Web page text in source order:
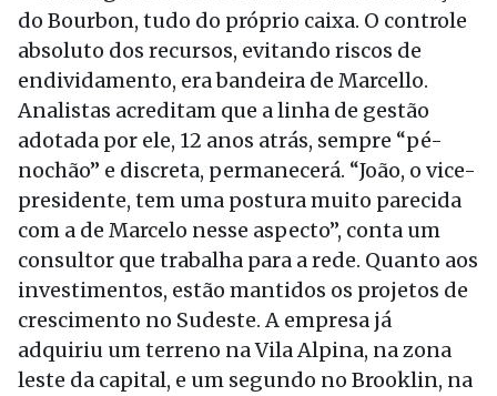
do Bourbon, tudo do próprio caixa. O controle
absoluto dos recursos, evitando riscos de
endividamento, era bandeira de Marcello.
Analistas acreditam que a linha de gestão
adotada por ele, 12 anos atrás, sempre “pé-
nochão” e discreta, permanecerá. “João, o vice-
presidente, tem uma postura muito parecida
com a de Marcelo nesse aspecto”, conta um
consultor que trabalha para a rede. Quanto aos
investimentos, estão mantidos os projetos de
crescimento no Sudeste. A empresa já
adquiriu um terreno na Vila Alpina, na zona
leste da capital, e um segundo no Brooklin, na